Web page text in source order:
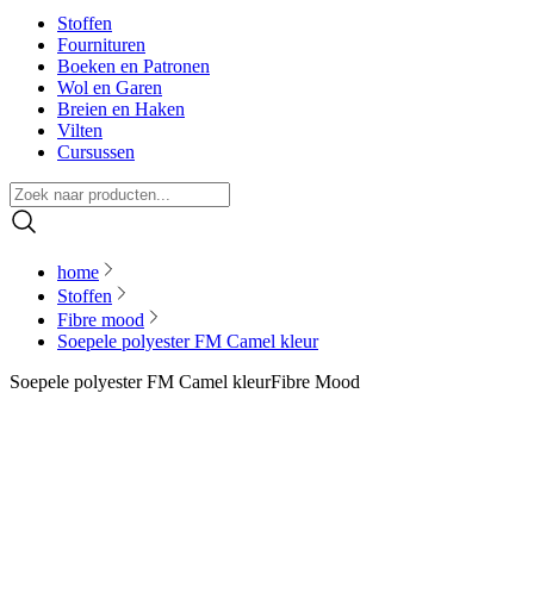
Stoffen
Fournituren
Boeken en Patronen
Wol en Garen
Breien en Haken
Vilten
Cursussen
home
Stoffen
Fibre mood
Soepele polyester FM Camel kleur
Soepele polyester FM Camel kleurFibre Mood